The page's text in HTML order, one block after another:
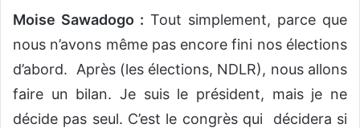
Moise Sawadogo : Tout simplement, parce que
nous n’avons même pas encore fini nos élections
d’abord. Après (les élections, NDLR), nous allons
faire un bilan. Je suis le président, mais je ne
décide pas seul. C’est le congrès qui décidera si